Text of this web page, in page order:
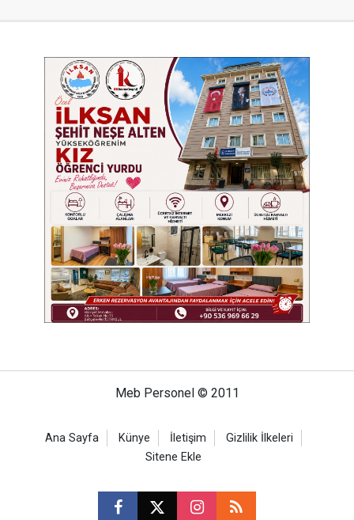
Meb Personel © 2011
Ana Sayfa Künye İletişim
Gizlilik İlkeleri
Sitene Ekle